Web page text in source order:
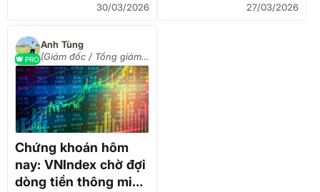
30/03/2026 27/03/2026
PRO
Anh Tùng
(Giám đốc / Tổng giám
đốc / CEO)
Chứng khoán hôm
nay: VNIndex chờ đợi
dòng tiền thông minh